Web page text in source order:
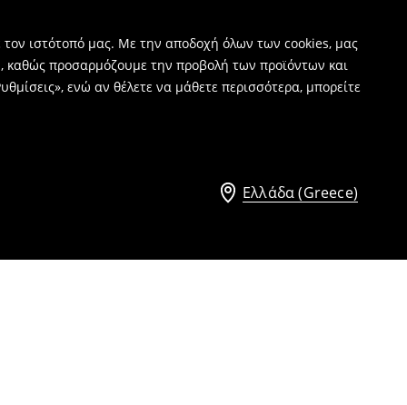
τον ιστότοπό μας. Με την αποδοχή όλων των cookies, μας
καθώς προσαρμόζουμε την προβολή των προϊόντων και
ενώ αν θέλετε να μάθετε περισσότερα, μπορείτε
Ελλάδα (Greece)